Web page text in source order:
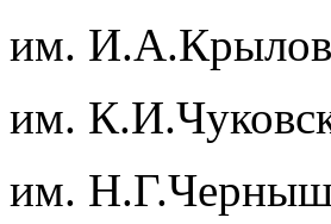
им.
им.
им.